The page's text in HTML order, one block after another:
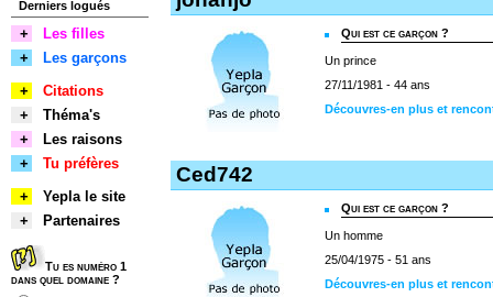
Qui est ce garçon ?
Un prince
27/11/1981 - 44 ans
Découvres-en plus et
Ced742
Qui est ce garçon ?
Un homme
25/04/1975 - 51 ans
Découvres-en plus et
Derniers logués
+
Les filles
+
Les garçons
+
Citations
+
Théma's
+
Les raisons
+
Tu préfères
+
Yepla le site
+
Partenaires
Tu es numéro 1
dans quel domaine ?